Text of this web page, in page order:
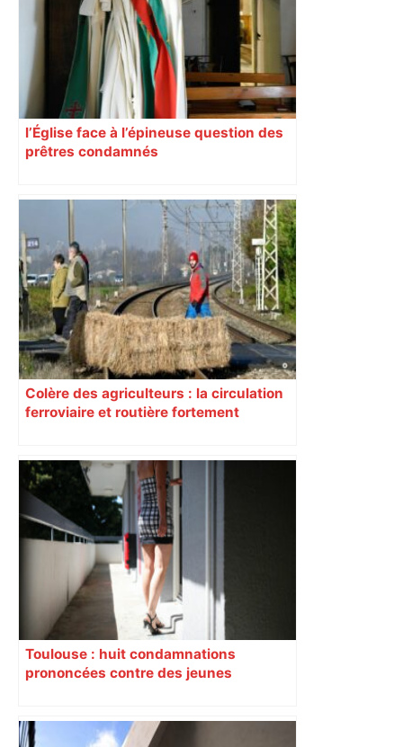
l’Église face à l’épineuse question des
prêtres condamnés
Colère des agriculteurs : la circulation
ferroviaire et routière fortement
Toulouse : huit condamnations
prononcées contre des jeunes